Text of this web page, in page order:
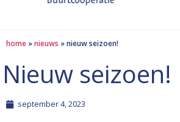
home »nieuws »nieuw seizoen!
Nieuw seizoen!
september 4, 2023